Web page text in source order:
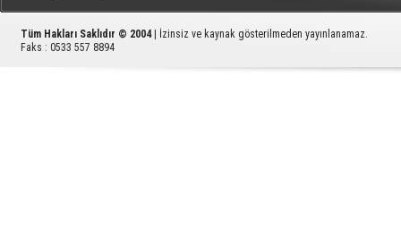
Tüm Hakları Saklıdır © 2004
| İzinsiz ve kaynak gösterilmeden yayınlanamaz.
Faks : 0533 557 8894